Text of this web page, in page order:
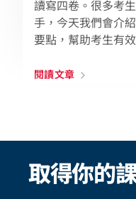
讀寫四卷。很多考
手，今天我們會介
要點，幫助考生有
閱讀文章
取得你的